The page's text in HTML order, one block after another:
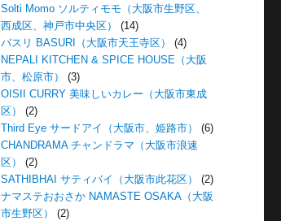
Solti Momo ソルティモモ（大阪市生野区、
西成区、神戸市中央区）
(14)
バスリ BASURI（大阪市天王寺区）
(4)
NEPALI KITCHEN & SPICE HOUSE（大阪
市、松原市）
(3)
OISII CURRY 美味しいカレー（大阪市東成
区）
(2)
Third Eye サードアイ（大阪市、姫路市）
(6)
CHANDRAMA チャンドラマ（大阪市浪速
区）
(2)
SATHIBHAI サティバイ（大阪市此花区）
(2)
ナマステおおさか NAMASTE OSAKA（大阪
市生野区）
(2)